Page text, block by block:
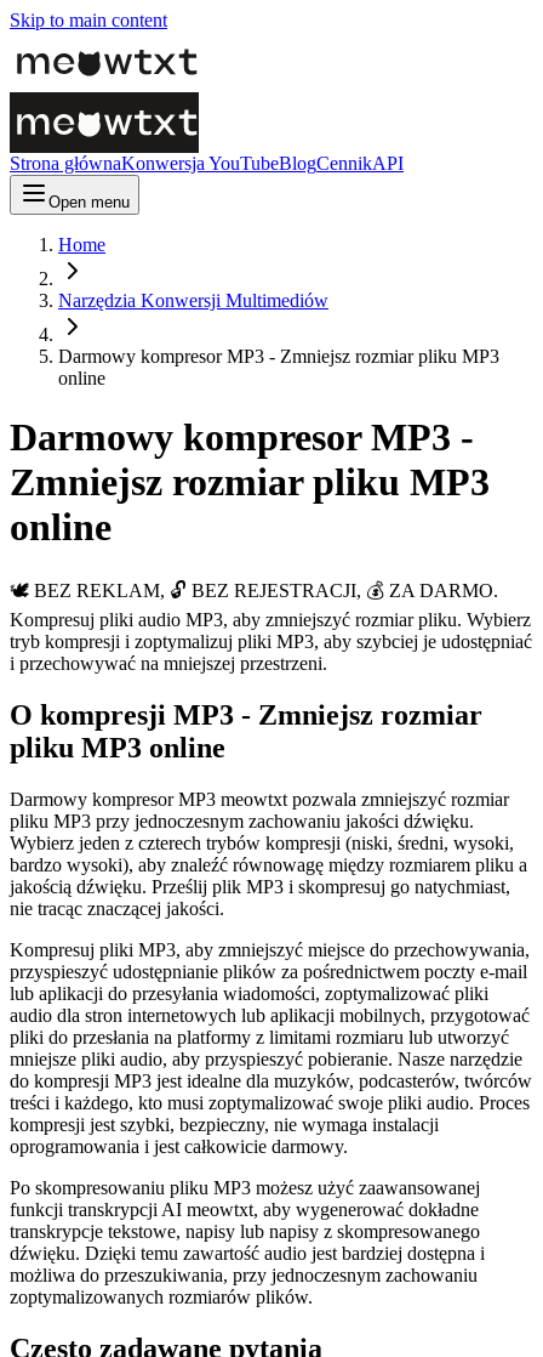
Skip to main content
Strona głównaKonwersja YouTubeBlogCennikAPI
Open menu
Home
Narzędzia Konwersji Multimediów
Darmowy kompresor MP3 - Zmniejsz rozmiar pliku MP3
online
Darmowy kompresor MP3 -
Zmniejsz rozmiar pliku MP3
online
🕊️ BEZ REKLAM, 🔓 BEZ REJESTRACJI, 💰 ZA DARMO.
Kompresuj pliki audio MP3, aby zmniejszyć rozmiar pliku. Wybierz
tryb kompresji i zoptymalizuj pliki MP3, aby szybciej je udostępniać
i przechowywać na mniejszej przestrzeni.
O kompresji MP3 - Zmniejsz rozmiar
pliku MP3 online
Darmowy kompresor MP3 meowtxt pozwala zmniejszyć rozmiar
pliku MP3 przy jednoczesnym zachowaniu jakości dźwięku.
Wybierz jeden z czterech trybów kompresji (niski, średni, wysoki,
bardzo wysoki), aby znaleźć równowagę między rozmiarem pliku a
jakością dźwięku. Prześlij plik MP3 i skompresuj go natychmiast,
nie tracąc znaczącej jakości.
Kompresuj pliki MP3, aby zmniejszyć miejsce do przechowywania,
przyspieszyć udostępnianie plików za pośrednictwem poczty e-mail
lub aplikacji do przesyłania wiadomości, zoptymalizować pliki
audio dla stron internetowych lub aplikacji mobilnych, przygotować
pliki do przesłania na platformy z limitami rozmiaru lub utworzyć
mniejsze pliki audio, aby przyspieszyć pobieranie. Nasze narzędzie
do kompresji MP3 jest idealne dla muzyków, podcasterów, twórców
treści i każdego, kto musi zoptymalizować swoje pliki audio. Proces
kompresji jest szybki, bezpieczny, nie wymaga instalacji
oprogramowania i jest całkowicie darmowy.
Po skompresowaniu pliku MP3 możesz użyć zaawansowanej
funkcji transkrypcji AI meowtxt, aby wygenerować dokładne
transkrypcje tekstowe, napisy lub napisy z skompresowanego
dźwięku. Dzięki temu zawartość audio jest bardziej dostępna i
możliwa do przeszukiwania, przy jednoczesnym zachowaniu
zoptymalizowanych rozmiarów plików.
Często zadawane pytania